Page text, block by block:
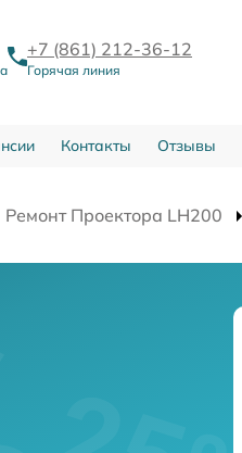
+7 (861) 212-36-12
Горячая линия
Контакты Отзывы
Ремонт Проектора LH200